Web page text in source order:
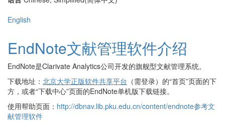
English
EndNote文献管理软件介绍
EndNote是Clarivate Analytics公司开发的旗舰型文献管理系统。
下载地址： 北京大学正版软件共享平台 （需登录）的“首页”页面的下
方，或者“下载中心”页面的EndNote单机版下载链接。
使用帮助页面： http://dbnav.lib.pku.edu.cn/content/endnote参考文
献管理软件